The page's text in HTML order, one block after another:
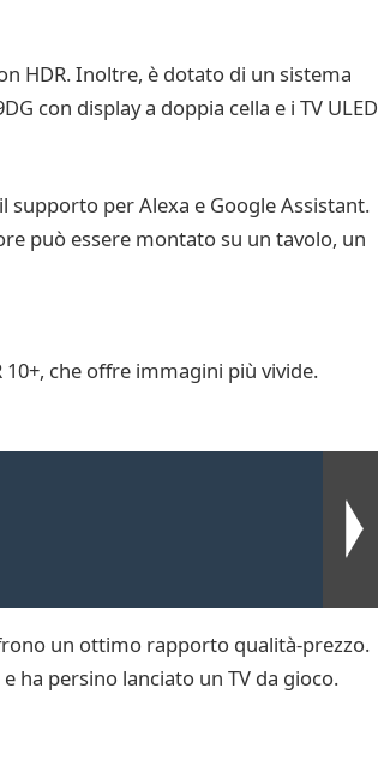
HDR. Inoltre, è dotato di un sistema
con display a doppia cella e i TV ULED
supporto per Alexa e Google Assistant.
può essere montato su un tavolo, un
che offre immagini più vivide.
un ottimo rapporto qualità-prezzo.
ha persino lanciato un TV da gioco.